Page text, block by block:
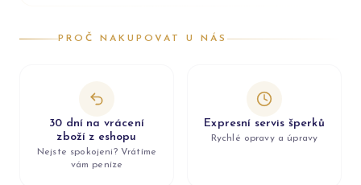
PROČ NAKUPOVAT U NÁS
30 dní na vrácení
zboží z eshopu
Nejste spokojeni? Vrátíme
vám peníze
Expresní servis šperků
Rychlé opravy a úpravy